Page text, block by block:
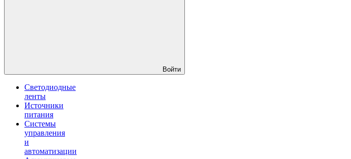
Войти
Светодиодные
ленты
Источники
питания
Системы
управления
и
автоматизации